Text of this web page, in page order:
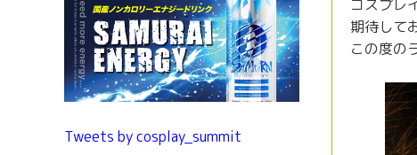
Tweets by cosplay_summit
コスプレ
期待して
この度の